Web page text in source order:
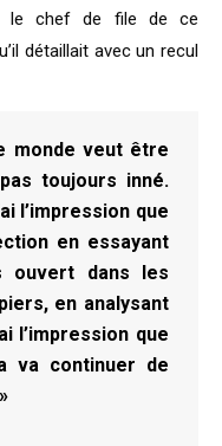
le chef de file de ce
détaillait avec un recul
monde veut être
toujours inné.
l’impression que
en essayant
ouvert dans les
en analysant
l’impression que
va continuer de